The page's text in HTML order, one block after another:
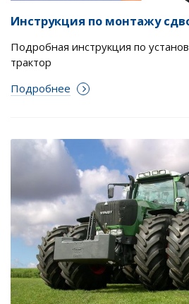
Инструкция по монтажу
Подробная инструкция по
трактор
Подробнее